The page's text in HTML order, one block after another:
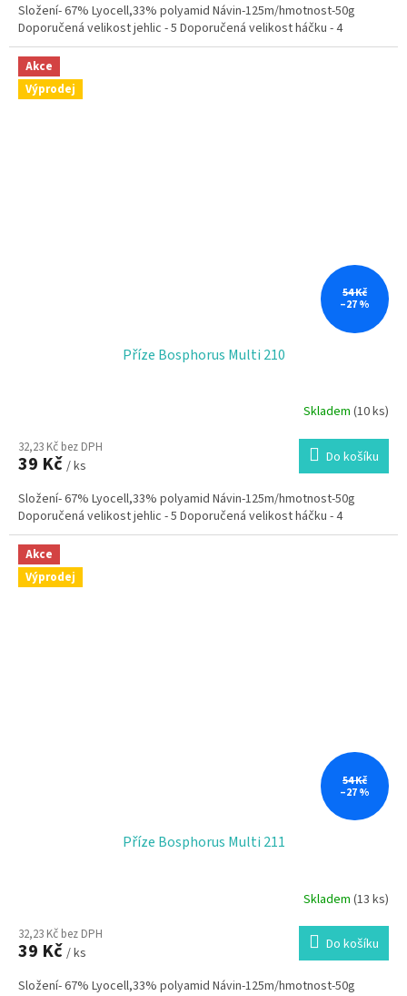
Složení- 67% Lyocell,33% polyamid Návin-125m/hmotnost-50g
Doporučená velikost jehlic - 5 Doporučená velikost háčku - 4
Akce
Výprodej
54 Kč
–27 %
Příze Bosphorus Multi 210
Skladem (10 ks)
32,23 Kč bez DPH
39 Kč / ks Do košíku
Složení- 67% Lyocell,33% polyamid Návin-125m/hmotnost-50g
Doporučená velikost jehlic - 5 Doporučená velikost háčku - 4
Akce
Výprodej
54 Kč
–27 %
Příze Bosphorus Multi 211
Skladem (13 ks)
32,23 Kč bez DPH
39 Kč / ks Do košíku
Složení- 67% Lyocell,33% polyamid Návin-125m/hmotnost-50g